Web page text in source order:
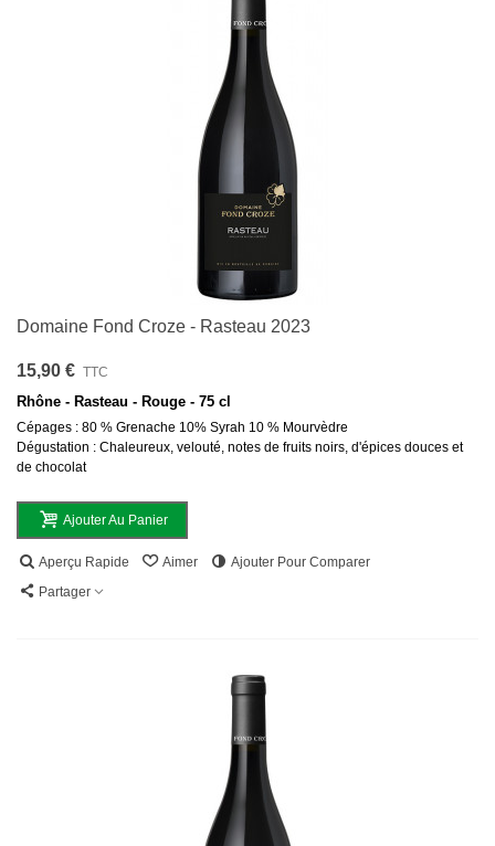
Domaine Fond Croze - Rasteau 2023
15,90 € TTC
Rhône - Rasteau - Rouge - 75 cl
Cépages : 80 % Grenache 10% Syrah 10 % Mourvèdre
Dégustation : Chaleureux, velouté, notes de fruits noirs, d'épices douces et
de chocolat
Ajouter Au Panier
Aperçu Rapide Aimer
Ajouter Pour Comparer
Partager